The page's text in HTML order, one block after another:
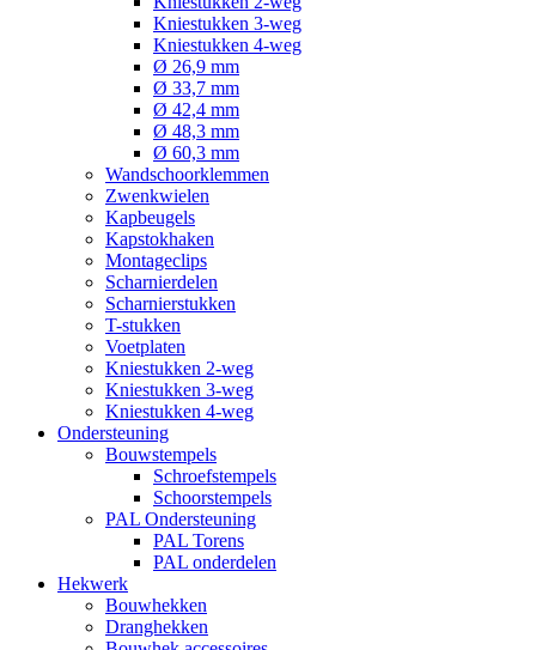
Kniestukken 3-weg
Kniestukken 4-weg
Ø 26,9 mm
Ø 33,7 mm
Ø 42,4 mm
Ø 48,3 mm
Ø 60,3 mm
Wandschoorklemmen
Zwenkwielen
Kapbeugels
Kapstokhaken
Montageclips
Scharnierdelen
Scharnierstukken
T-stukken
Voetplaten
Kniestukken 2-weg
Kniestukken 3-weg
Kniestukken 4-weg
Ondersteuning
Bouwstempels
Schroefstempels
Schoorstempels
PAL Ondersteuning
PAL Torens
PAL onderdelen
Hekwerk
Bouwhekken
Dranghekken